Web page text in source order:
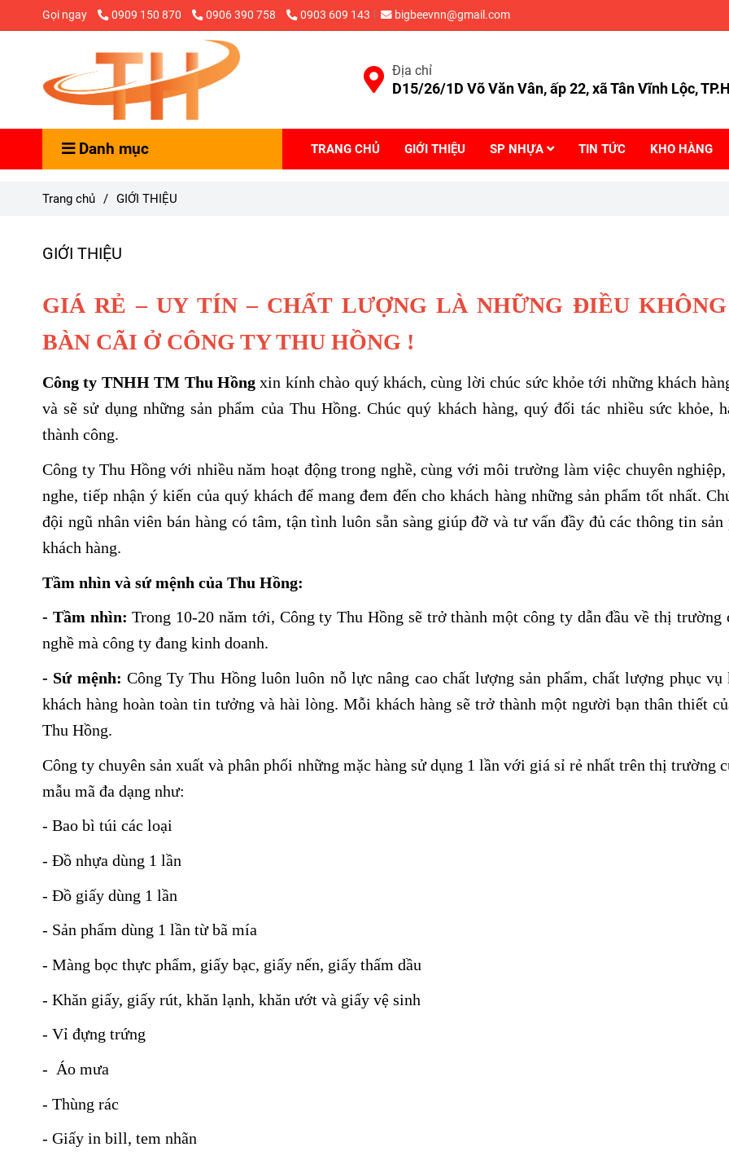
Gọi ngay 0909 150 870 0906 390 758 0903 609 143 bigbeevnn@gmail.com
Địa chỉ
D15/26/1D Võ Văn Vân, ấp 22, xã Tân Vĩnh Lộc,
Danh mục TRANG CHỦ GIỚI THIỆU SP NHỰA TIN TỨC KHO HÀNG
Trang chủ / GIỚI THIỆU
GIỚI THIỆU
GIÁ RẺ – UY TÍN – CHẤT LƯỢNG LÀ NHỮNG ĐIỀU
BÀN CÃI Ở CÔNG TY THU HỒNG !
Công ty TNHH TM Thu Hồng xin kính chào quý khách, cùng lời chúc sức khỏe tới những khách
và sẽ sử dụng những sản phẩm của Thu Hồng. Chúc quý khách hàng, quý đối tác nhiều sức khỏe,
thành công.
Công ty Thu Hồng với nhiều năm hoạt động trong nghề, cùng với môi trường làm việc chuyên
nghe, tiếp nhận ý kiến của quý khách để mang đem đến cho khách hàng những sản phẩm tốt nhất.
đội ngũ nhân viên bán hàng có tâm, tận tình luôn sẵn sàng giúp đỡ và tư vấn đầy đủ các thông tin sản
khách hàng.
Tầm nhìn và sứ mệnh của Thu Hồng:
- Tầm nhìn:Trong 10-20 năm tới, Công ty Thu Hồng sẽ trở thành một công ty dẫn đầu về thị trường
nghề mà công ty đang kinh doanh.
- Sứ mệnh: Công Ty Thu Hồng luôn luôn nỗ lực nâng cao chất lượng sản phẩm, chất lượng phục vụ
khách hàng hoàn toàn tin tưởng và hài lòng. Mỗi khách hàng sẽ trở thành một người bạn thân thiết
Thu Hồng.
Công ty chuyên sản xuất và phân phối những mặc hàng sử dụng 1 lần với giá sỉ rẻ nhất trên thị trường
mẫu mã đa dạng như:
- Bao bì túi các loại
- Đồ nhựa dùng 1 lần
- Đồ giấy dùng 1 lần
- Sản phẩm dùng 1 lần từ bã mía
- Màng bọc thực phẩm, giấy bạc, giấy nến, giấy thấm dầu
- Khăn giấy, giấy rút, khăn lạnh, khăn ướt và giấy vệ sinh
- Vỉ đựng trứng
- Áo mưa
- Thùng rác
- Giấy in bill, tem nhãn
MUỖNG GỖ ĂN KEM
9.5CM